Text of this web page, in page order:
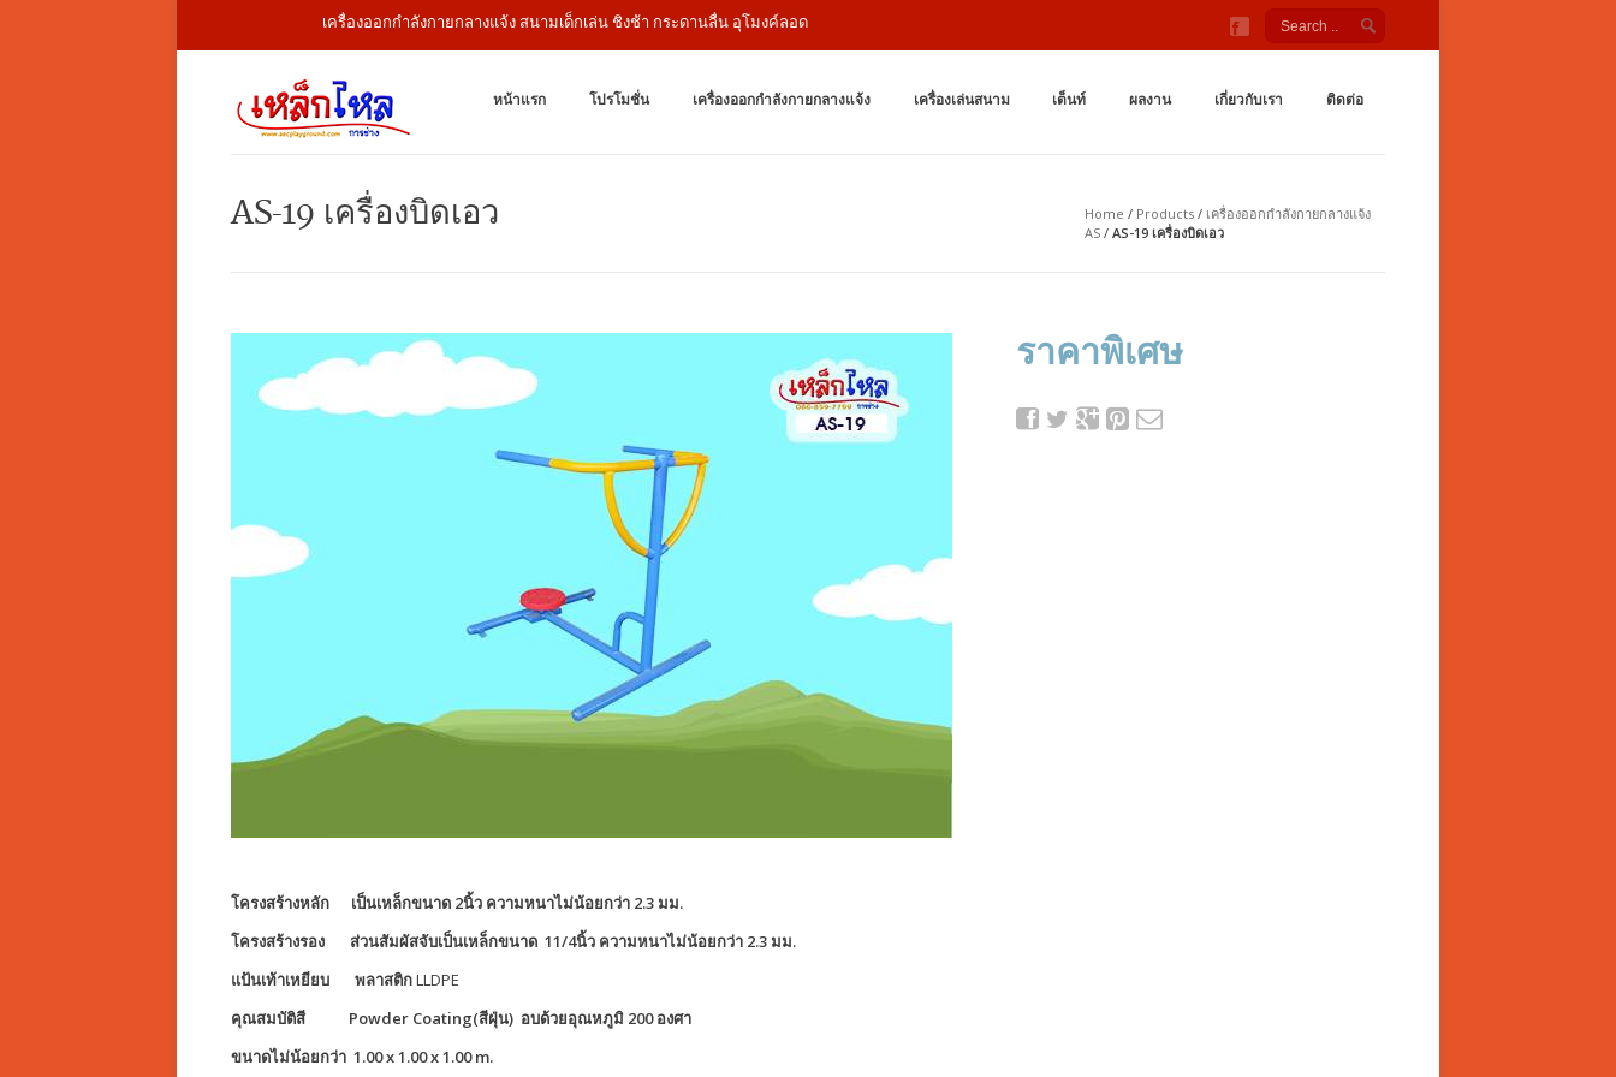
เครื่องออกกำลังกายกลางแจ้ง สนามเด็กเล่น ชิงช้า กระดานลื่น อุโมงค์ลอด
เครื่องออกกำลังกายกลางแจ้ง สนามเด็กเล่น ชิงช้า กระดานลื่น อุโมงค์ลอด เ
ผู้ผลิตเครื่องออกกำลังกายกลางเเจ้ง ราคาถูกจากโรงงาน สนามเด็กเล่น กระดานลื่น สไลเดอร์ ชิง
หน้าแรก โปรโมชั่น เครื่องออกกำลังกายกลางแจ้ง เครื่องเล่นสนาม เต็นท์ ผลงาน เกี่ยวกับเรา ติดต่อ
AS-19 เครื่องบิดเอว Home / Products / เครื่องออกกำลังกายกลางแจ้ง
AS / AS-19 เครื่องบิดเอว
ราคาพิเศษ
โครงสร้างหลัก เป็นเหล็กขนาด 2นิ้ว ความหนาไม่น้อยกว่า 2.3 มม.
โครงสร้างรอง ส่วนสัมผัสจับเป็นเหล็กขนาด 11/4นิ้ว ความหนาไม่น้อยกว่า 2.3 มม.
แป้นเท้าเหยียบ พลาสติกLLDPE
คุณสมบัติสี Powder Coating(สีฝุ่น) อบด้วยอุณหภูมิ 200 องศา
ขนาดไม่น้อยกว่า 1.00 x 1.00 x 1.00 m.